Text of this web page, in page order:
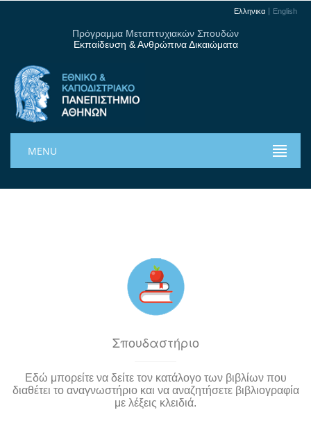
Ελληνικα English
Πρόγραμμα Μεταπτυχιακών Σπουδών
Εκπαίδευση & Ανθρώπινα Δικαιώματα
MENU
Σπουδαστήριο
Εδώ μπορείτε να δείτε τον κατάλογο των βιβλίων που
διαθέτει το αναγνωστήριο και να αναζητήσετε βιβλιογραφία
με λέξεις κλειδιά.